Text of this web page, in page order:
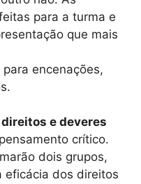
para a turma e
que mais
encenações,
e deveres
crítico.
dois grupos,
eficácia dos direitos